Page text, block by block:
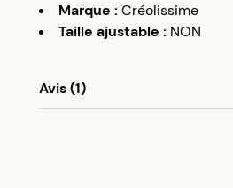
Marque : Créolissime
Taille ajustable : NON
Avis (1)